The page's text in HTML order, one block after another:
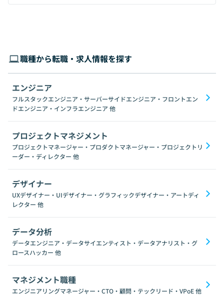
職種から転職・求人情報を探す
エンジニア
フルスタックエンジニア・サーバーサイドエンジニア・フロントエン
ドエンジニア・インフラエンジニア 他
プロジェクトマネジメント
プロジェクトマネージャー・プロダクトマネージャー・プロジェクトリ
ーダー・ディレクター 他
デザイナー
UXデザイナー・UIデザイナー・グラフィックデザイナー・アートディ
レクター 他
データ分析
データエンジニア・データサイエンティスト・データアナリスト・グ
ロースハッカー 他
マネジメント職種
エンジニアリングマネージャー・CTO・顧問・テックリード・VPoE他